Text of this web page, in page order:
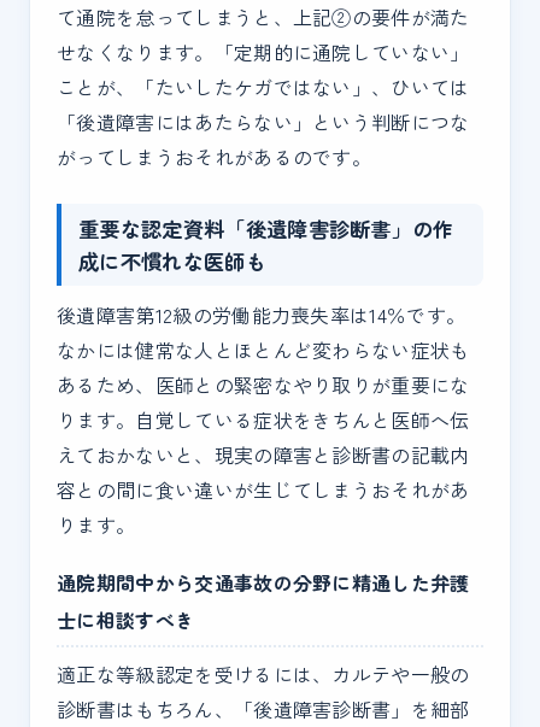
て通院を怠ってしまうと、上記②の要件が満た
せなくなります。「定期的に通院していない」
ことが、「たいしたケガではない」、ひいては
「後遺障害にはあたらない」という判断につな
がってしまうおそれがあるのです。
重要な認定資料「後遺障害診断書」の作
成に不慣れな医師も
後遺障害第12級の労働能力喪失率は14％です。
なかには健常な人とほとんど変わらない症状も
あるため、医師との緊密なやり取りが重要にな
ります。自覚している症状をきちんと医師へ伝
えておかないと、現実の障害と診断書の記載内
容との間に食い違いが生じてしまうおそれがあ
ります。
通院期間中から交通事故の分野に精通した弁護
士に相談すべき
適正な等級認定を受けるには、カルテや一般の
診断書はもちろん、「後遺障害診断書」を細部